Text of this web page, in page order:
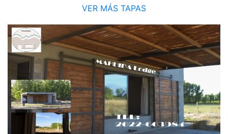
VER MÁS TAPAS